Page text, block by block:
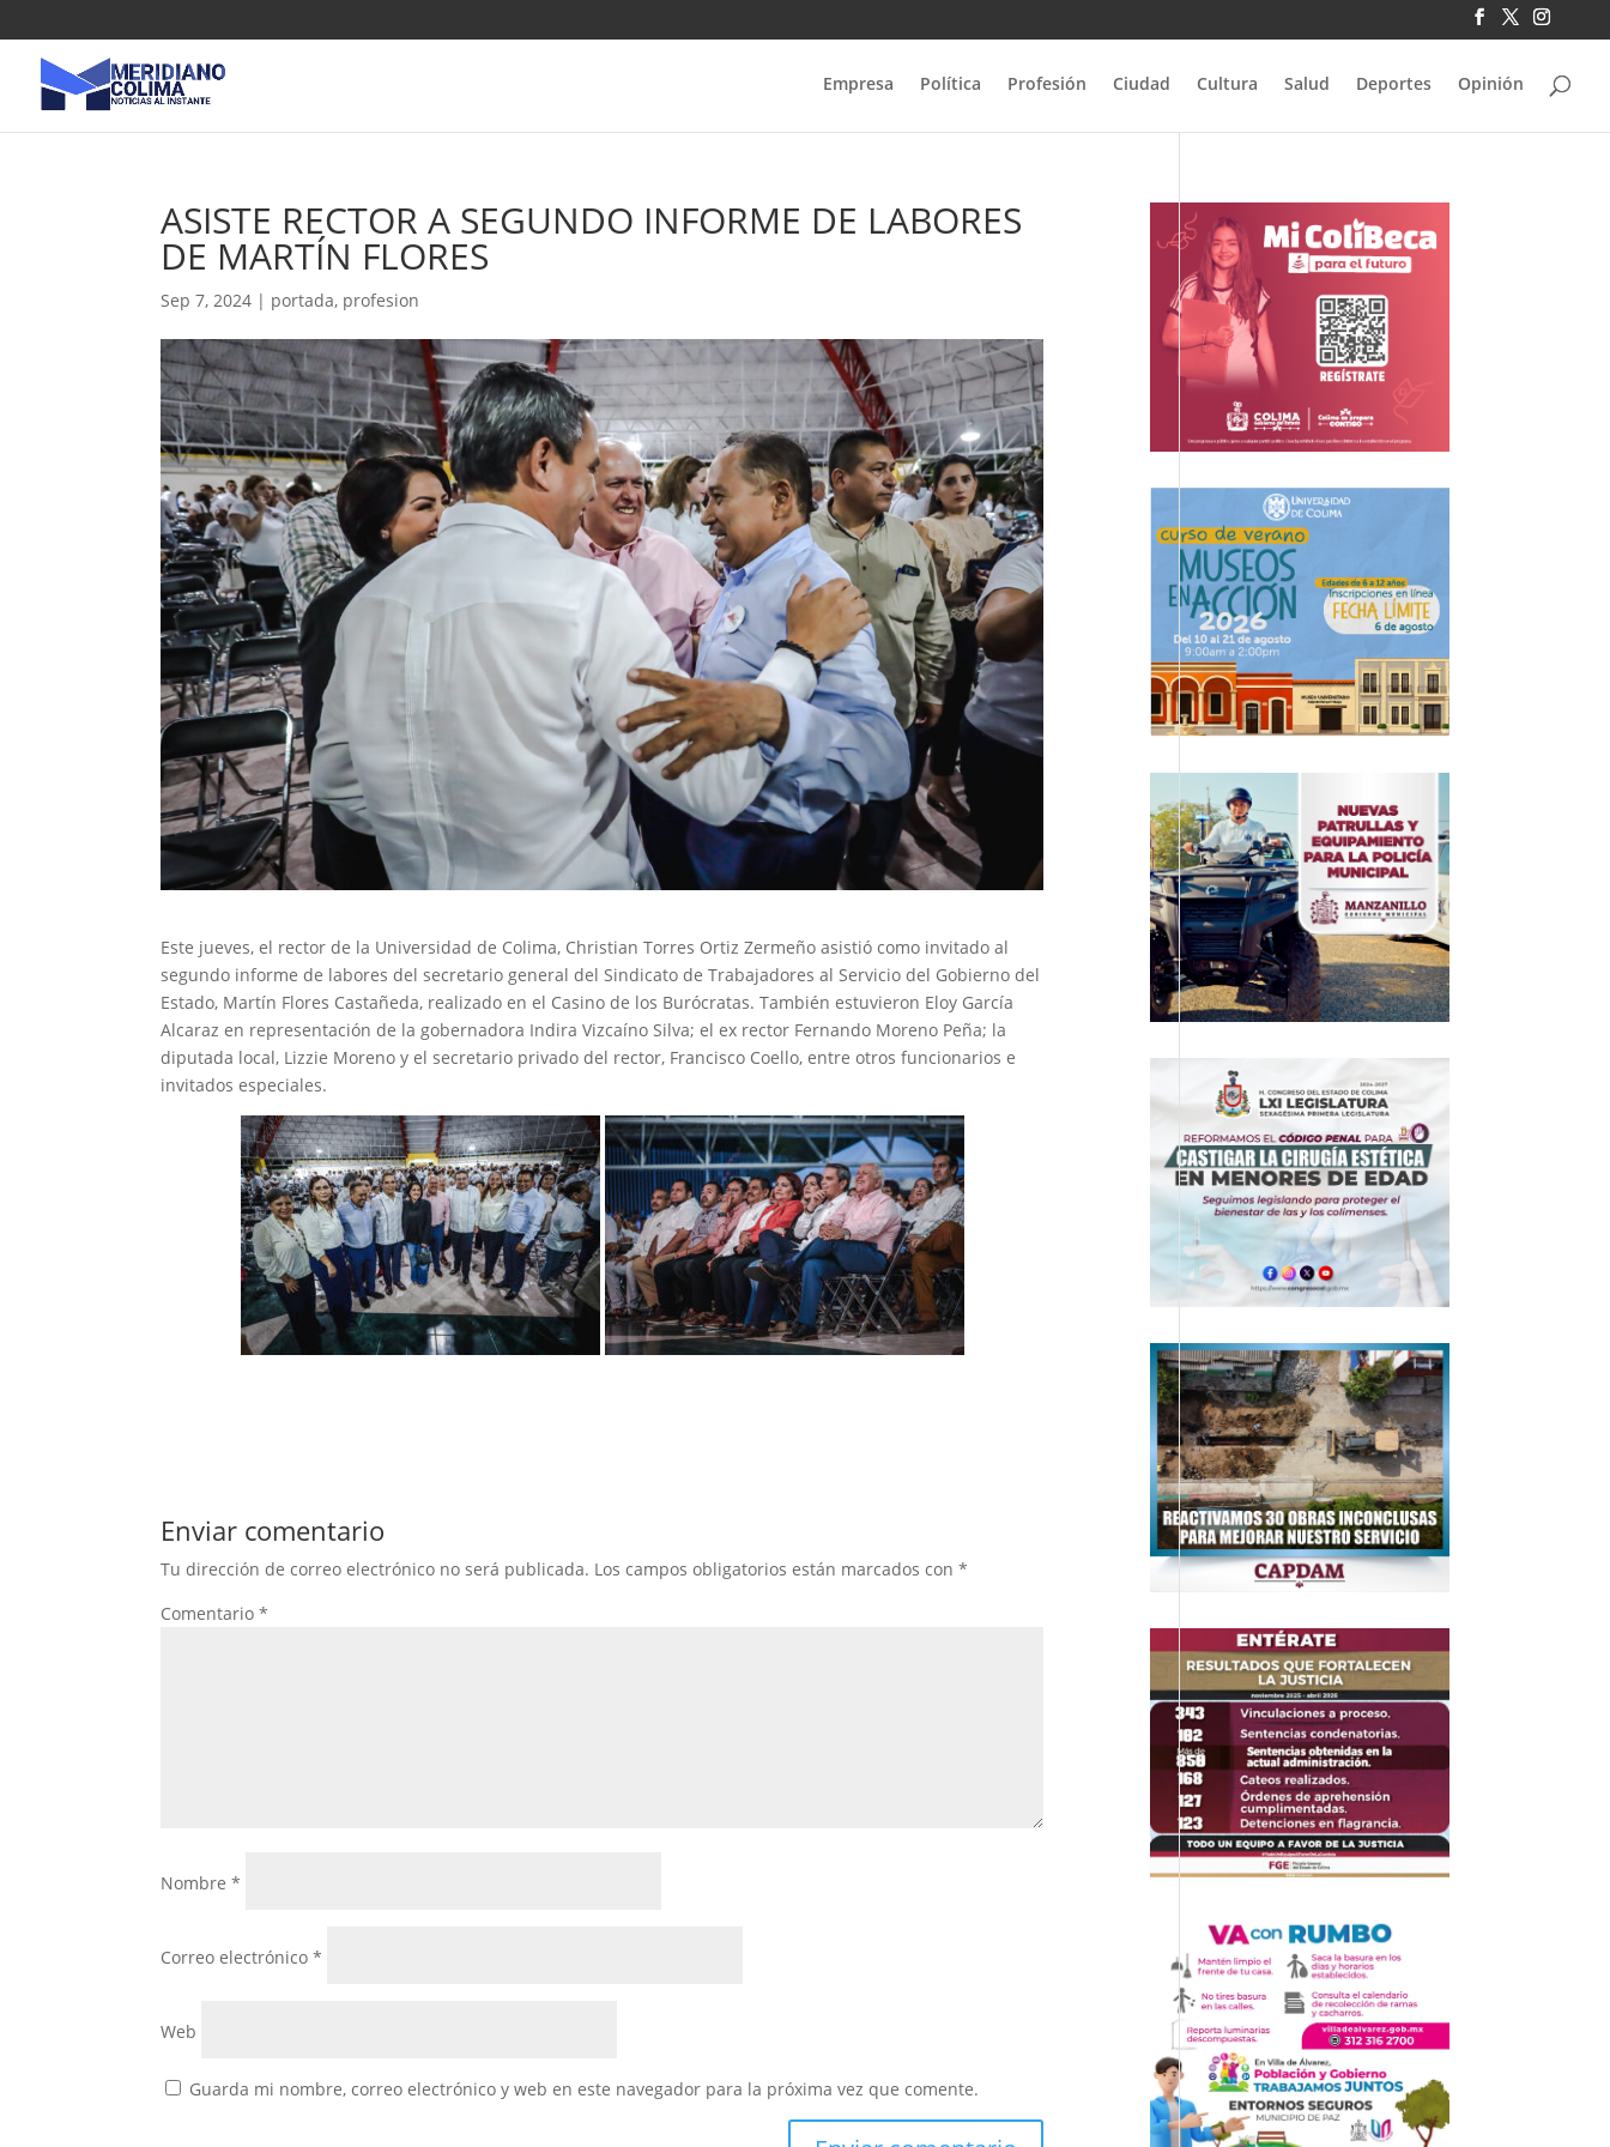
Empresa Política Profesión Ciudad Cultura Salud Deportes Opinión
ASISTE RECTOR A SEGUNDO INFORME DE LABORES
DE MARTÍN FLORES
Sep 7, 2024 | portada, profesion
Este jueves, el rector de la Universidad de Colima, Christian Torres Ortiz Zermeño asistió como invitado al
segundo informe de labores del secretario general del Sindicato de Trabajadores al Servicio del Gobierno del
Estado, Martín Flores Castañeda, realizado en el Casino de los Burócratas. También estuvieron Eloy García
Alcaraz en representación de la gobernadora Indira Vizcaíno Silva; el ex rector Fernando Moreno Peña; la
diputada local, Lizzie Moreno y el secretario privado del rector, Francisco Coello, entre otros funcionarios e
invitados especiales.
Enviar comentario
Tu dirección de correo electrónico no será publicada. Los campos obligatorios están marcados con*
Comentario*
Nombre*
Correo electrónico*
Web
Guarda mi nombre, correo electrónico y web en este navegador para la próxima vez que comente.